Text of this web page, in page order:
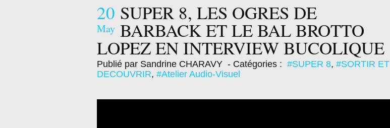
20
May
SUPER 8, LES OGRES DE
BARBACK ET LE BAL BROTTO
LOPEZ EN INTERVIEW BUCOLIQUE
Publié par Sandrine CHARAVY - Catégories : #SUPER 8, #SORTIR ET
DECOUVRIR, #Atelier Audio-Visuel